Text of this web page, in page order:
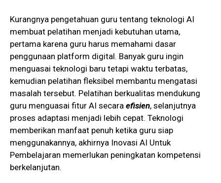
Kurangnya pengetahuan guru tentang teknologi AI
membuat pelatihan menjadi kebutuhan utama,
pertama karena guru harus memahami dasar
penggunaan platform digital. Banyak guru ingin
menguasai teknologi baru tetapi waktu terbatas,
kemudian pelatihan fleksibel membantu mengatasi
masalah tersebut. Pelatihan berkualitas mendukung
guru menguasai fitur AI secara efisien, selanjutnya
proses adaptasi menjadi lebih cepat. Teknologi
memberikan manfaat penuh ketika guru siap
menggunakannya, akhirnya Inovasi AI Untuk
Pembelajaran memerlukan peningkatan kompetensi
berkelanjutan.